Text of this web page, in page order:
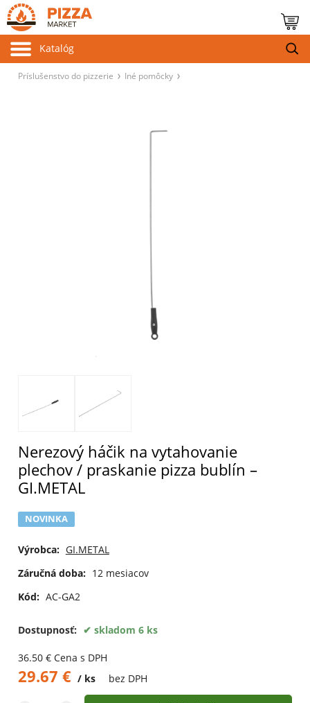
Katalóg
Príslušenstvo do pizzerie Iné pomôcky
Nerezový háčik na vytahovanie
plechov / praskanie pizza bublín –
GI.METAL
NOVINKA
Výrobca: GI.METAL
Záručná doba: 12 mesiacov
Kód: AC-GA2
Dostupnosť: skladom 6 ks
36.50€ Cena s DPH
29.67 € ks bez DPH